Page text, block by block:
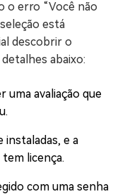
o erro “Você não
está
descobrir o
abaixo:
uma avaliação que
instaladas, e a
licença.
com uma senha